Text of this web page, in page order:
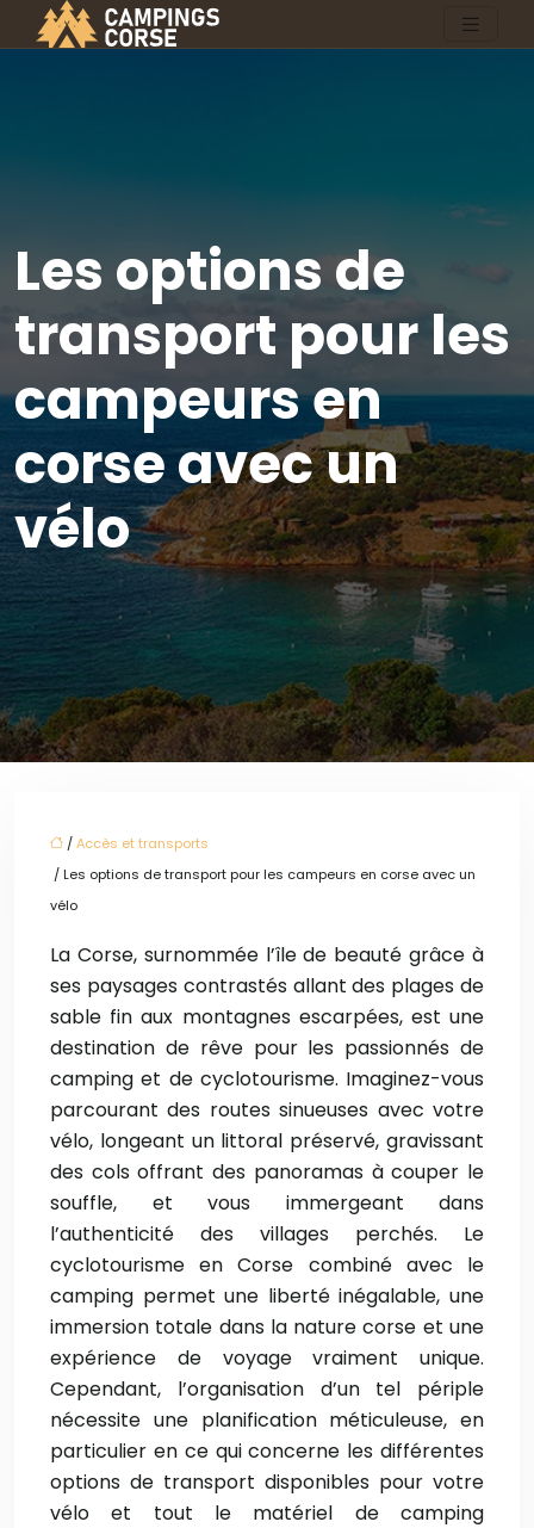
Les options de
transport pour les
campeurs en
corse avec un
vélo
/Accès et transports
/ Les options de transport pour les campeurs en corse avec un
vélo
La Corse, surnommée l’île de beauté grâce à
ses paysages contrastés allant des plages de
sable fin aux montagnes escarpées, est une
destination de rêve pour les passionnés de
camping et de cyclotourisme. Imaginez-vous
parcourant des routes sinueuses avec votre
vélo, longeant un littoral préservé, gravissant
des cols offrant des panoramas à couper le
souffle, et vous immergeant dans
l’authenticité des villages perchés. Le
cyclotourisme en Corse combiné avec le
camping permet une liberté inégalable, une
immersion totale dans la nature corse et une
expérience de voyage vraiment unique.
Cependant, l’organisation d’un tel périple
nécessite une planification méticuleuse, en
particulier en ce qui concerne les différentes
options de transport disponibles pour votre
vélo et tout le matériel de camping